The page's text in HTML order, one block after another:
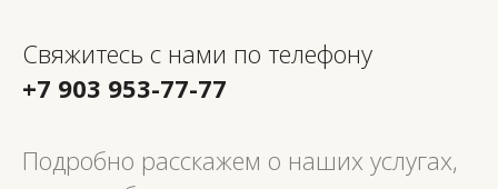
Свяжитесь с нами по телефону
+7 903 953-77-77
Подробно расскажем о наших услугах,